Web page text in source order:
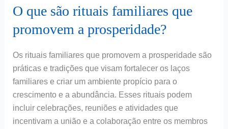
O que são rituais familiares que
promovem a prosperidade?
Os rituais familiares que promovem a prosperidade são
práticas e tradições que visam fortalecer os laços
familiares e criar um ambiente propício para o
crescimento e a abundância. Esses rituais podem
incluir celebrações, reuniões e atividades que
incentivam a união e a colaboração entre os membros